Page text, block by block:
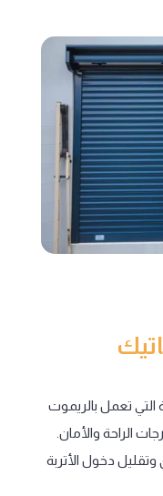
التي تعمل بالريموت
الراحة والأمان.
وتقليل دخول الأتربة